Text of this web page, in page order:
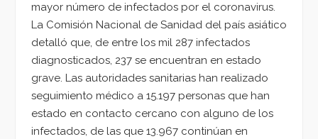
mayor número de infectados por el coronavirus.
La Comisión Nacional de Sanidad del país asiático
detalló que, de entre los mil 287 infectados
diagnosticados, 237 se encuentran en estado
grave. Las autoridades sanitarias han realizado
seguimiento médico a 15.197 personas que han
estado en contacto cercano con alguno de los
infectados, de las que 13.967 continúan en